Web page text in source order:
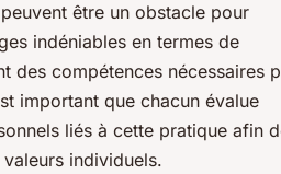
être un obstacle pour
indéniables en termes de
des compétences nécessaires
important que chacun évalue
liés à cette pratique afin
individuels.